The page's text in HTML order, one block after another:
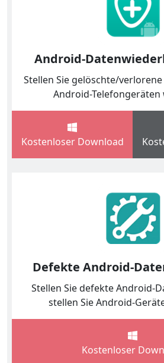
Android-
Stellen Sie gelöschte/
Android-Telefongeräten
Kostenloser Download
Defekte Android-
Stellen Sie defekte Android-
stellen Sie Android-
Kostenloser